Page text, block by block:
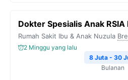
Dokter Spesialis Anak RSIA
Rumah Sakit Ibu & Anak Nuzula
2 Minggu yang lalu
8 Juta - 30
Bulanan